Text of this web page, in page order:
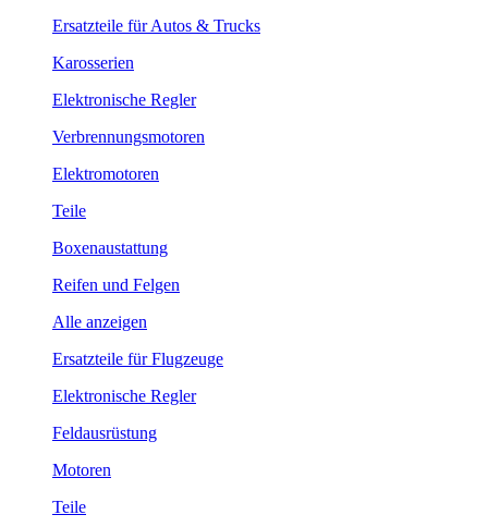
Ersatzteile für Autos & Trucks
Karosserien
Elektronische Regler
Verbrennungsmotoren
Elektromotoren
Teile
Boxenaustattung
Reifen und Felgen
Alle anzeigen
Ersatzteile für Flugzeuge
Elektronische Regler
Feldausrüstung
Motoren
Teile